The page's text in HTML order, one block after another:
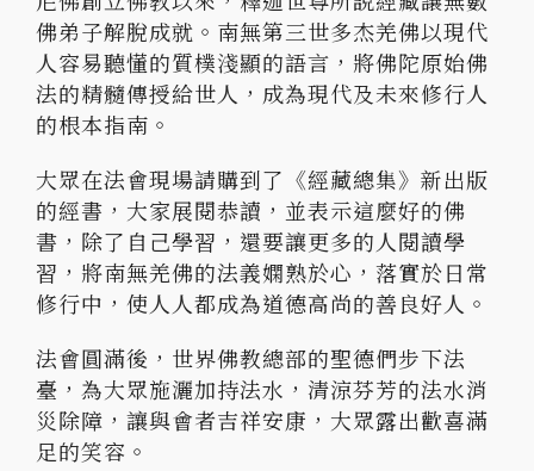
佛弟子解脫成就。南無第三世多杰羌佛以現代
人容易聽懂的質樸淺顯的語言，將佛陀原始佛
法的精髓傳授給世人，成為現代及未來修行人
的根本指南。
大眾在法會現場請購到了《經藏總集》新出版
的經書，大家展閱恭讀，並表示這麼好的佛
書，除了自己學習，還要讓更多的人閱讀學
習，將南無羌佛的法義嫻熟於心，落實於日常
修行中，使人人都成為道德高尚的善良好人。
法會圓滿後，世界佛教總部的聖德們步下法
臺，為大眾施灑加持法水，清涼芬芳的法水消
災除障，讓與會者吉祥安康，大眾露出歡喜滿
足的笑容。